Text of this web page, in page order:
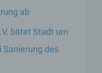
ab
bittet Stadt um
Sanierung des